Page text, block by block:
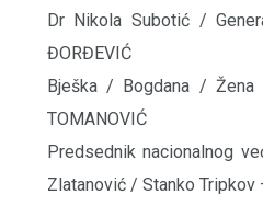
Dr Nikola Subotić /
ĐORĐEVIĆ
Bješka / Bogdana / Žena
TOMANOVIĆ
Predsednik nacionalnog
Zlatanović / Stanko Tripkov